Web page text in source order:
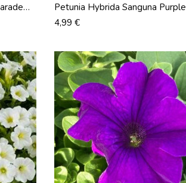
Petunia Hybrida Sanguna Purple
Picotee
Prix
4,99 €